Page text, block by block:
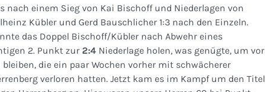
nach einem Sieg von Kai Bischoff und Niederlagen von
Kübler und Gerd Bauschlicher 1:3 nach den Einzeln.
das Doppel Bischoff/Kübler nach Abwehr eines
2. Punkt zur 2:4Niederlage holen, was genügte, um vor
die ein paar Wochen vorher mit schwächerer
verloren hatten. Jetzt kam es im Kampf um den Titel